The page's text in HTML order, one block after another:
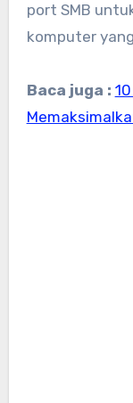
port SMB
komputer
Baca juga :